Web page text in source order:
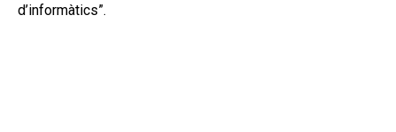
d’informàtics”.